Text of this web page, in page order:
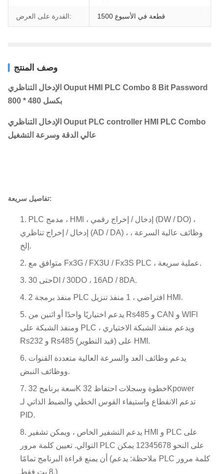
القدرة على العرض: 1500 قطعة في الأسبوع
وصف المنتج
الإدخال التناظري Ouput HMI PLC Combo 8 Bit Password
800 * 480 بكسل
الإدخال التناظري Ouput PLC controller HMI PLC Combo
عالي الدقة وسرعة التشغيل
تفاصيل سريعة:
PLC مدمج ، HMl ، إدخال / إخراج رقمي (DW / DO) ،
إدخال / إخراج تناظري (AD / DA) ، وظائف عالية السرعة ،
إلخ.
متوافق مع Fx3G / FX3U / Fx3S PLC ، عملية سريعة.
حتى 30DI / 30DO ، 16AD / 8DA.
2 منفذ برمجة PLC افتراضي ، 1 منفذ تنزيل HMl.
يدعم اختياريًا واحدًا أو اثنين من Rs485 و CAN و WIFl
ومنفذ الشبكة على PLC ، ويدعم منفذ الشبكة الاختياري
Rs232 و Rs485 (قيد التطوير) على HMI.
يدعم وظائف العد والسرعة العالية متعددة القنوات
ووظائف النبض.
سعة برنامج 32K خطوة وسجلات احتفاظ 32Kpower
تدعم الانقطاع واستيفاء القوس الخطي والضبط الذاتي لـ
PID.
يدعم التشفير الخاص ، ويمكن تشفير HMl و PLC على
التوالي. تعيين كلمة مرور PLC على النحو 12345678 يمكن
أن يمنع قراءة البرنامج تمامًا (ملاحظة: يدعم PLC كلمة مرور
8 بت فقط.)